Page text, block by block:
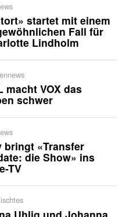
startet mit einem
Fall für
Lindholm
macht VOX das
schwer
bringt «Transfer
die Show» ins
TV